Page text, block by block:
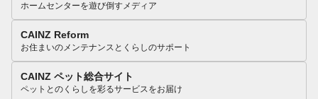
ホームセンターを遊び倒すメディア
CAINZ Reform
お住まいのメンテナンスとくらしのサポート
CAINZ ペット総合サイト
ペットとのくらしを彩るサービスをお届け